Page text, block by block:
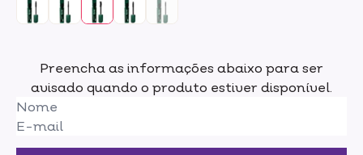
Byem foram desenvolvidas com escovas exclusivas
que entregam efeitosvariados e um olhar impactante
respeita seus cílios.MODO DE USO:Aplique a máscara
para cílios no comprimento dos cílios, da raíz as
pontas em movimentos repetitivos. Para obter o
alongamento e volume, aplicar várias camadas.
Preencha as informações abaixo para ser
avisado quando o produto estiver disponível.